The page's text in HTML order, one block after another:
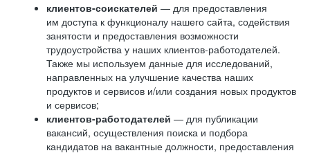
клиентов-соискателей — для предоставления
им доступа к функционалу нашего сайта, содействия
занятости и предоставления возможности
трудоустройства у наших клиентов-работодателей.
Также мы используем данные для исследований,
направленных на улучшение качества наших
продуктов и сервисов и/или создания новых продуктов
и сервисов;
клиентов-работодателей — для публикации
вакансий, осуществления поиска и подбора
кандидатов на вакантные должности, предоставления